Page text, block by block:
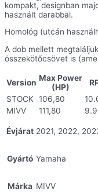
kompakt, designban
használt darabbal.
Homológ (utcán
A dob mellett
összekötőcsövet is
Version Max Power
(HP)
STOCK 106,80
MIVV
111,80
Évjárat 2021, 2022,
Gyártó Yamaha
Márka MIVV